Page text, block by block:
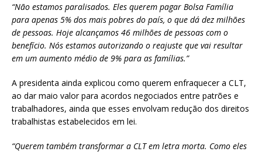
“Não estamos paralisados. Eles querem pagar Bolsa Família
para apenas 5% dos mais pobres do país, o que dá dez milhões
de pessoas. Hoje alcançamos 46 milhões de pessoas com o
benefício. Nós estamos autorizando o reajuste que vai resultar
em um aumento médio de 9% para as famílias.”
A presidenta ainda explicou como querem enfraquecer a CLT,
ao dar maio valor para acordos negociados entre patrões e
trabalhadores, ainda que esses envolvam redução dos direitos
trabalhistas estabelecidos em lei.
“Querem também transformar a CLT em letra morta. Como eles